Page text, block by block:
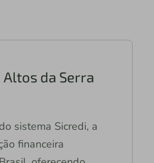
Altos da Serra
sistema Sicredi, a
financeira